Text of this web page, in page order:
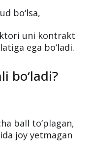
ballga mos
bo‘lsa,
uni kontrakt
ega bo‘ladi.